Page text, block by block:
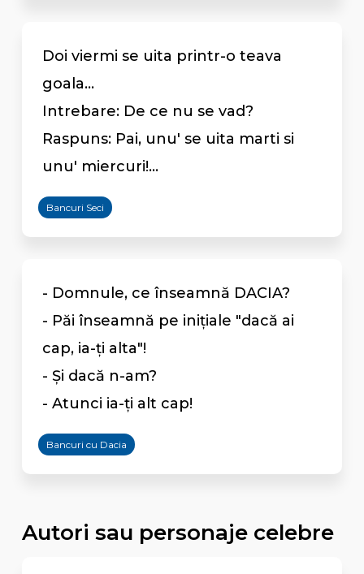
Doi viermi se uita printr-o teava
goala...
Intrebare: De ce nu se vad?
Raspuns: Pai, unu' se uita marti si
unu' miercuri!...
Bancuri Seci
- Domnule, ce înseamnă DACIA?
- Păi înseamnă pe inițiale "dacă ai
cap, ia-ți alta"!
- Și dacă n-am?
- Atunci ia-ți alt cap!
Bancuri cu Dacia
Autori sau personaje celebre